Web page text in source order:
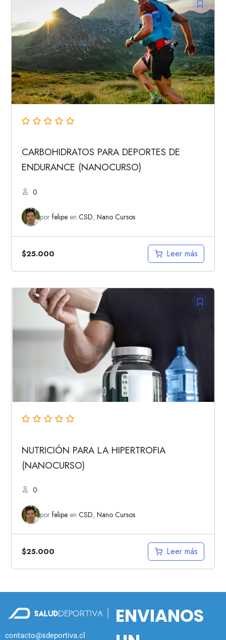
CARBOHIDRATOS PARA DEPORTES DE
ENDURANCE (NANOCURSO)
0
porfelipe enCSD,Nano Cursos
$25.000 Leer más
NUTRICIÓN PARA LA HIPERTROFIA
(NANOCURSO)
0
porfelipe enCSD,Nano Cursos
$25.000 Leer más
contacto@sdeportiva.cl
ENVIANOS